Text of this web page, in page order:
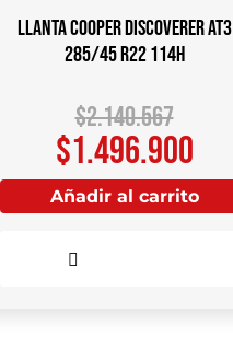
Llanta COOPER DISCOVERER AT3
285/45 R22 114H
$2.140.567
$1.496.900
Añadir al carrito